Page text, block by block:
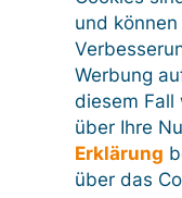
korrekt
§ 19a UStG
Wahrnehmung
zu treffen.
mit
vereinfacht,
und
Werbung
diesem Fall
über Ihre
Erklärung
über das